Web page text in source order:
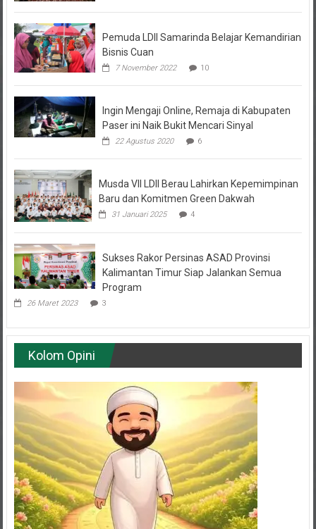
Bisnis Cuan
7 November 2022
Paser ini Naik Bukit Mencari Sinyal
22 Agustus 2020 6
Baru dan Komitmen Green Dakwah
31 Januari 2025 4
Kalimantan Timur Siap Jalankan Semua
Program
26 Maret 2023 3
Kolom Opini